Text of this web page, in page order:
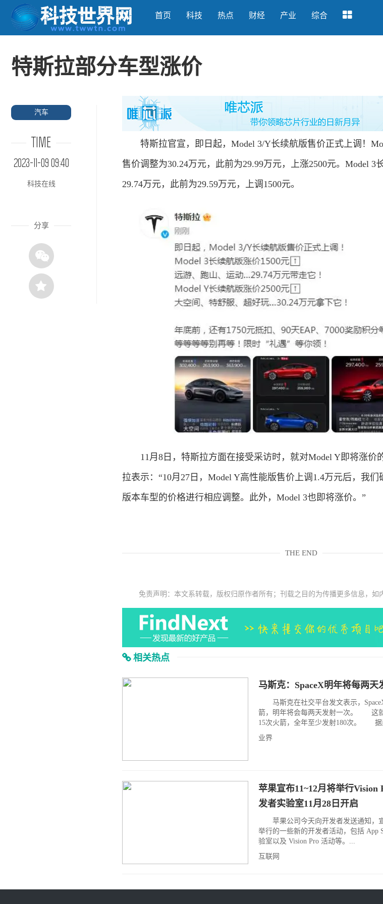
首页 科技 热点 财经 产业 综合
特斯拉部分车型涨价
汽车
TIME
2023-11-09 09:40
科技在线
分享
特斯拉官宣，即日起，Model 3/Y长续航版售价正式上调！
售价调整为30.24万元，此前为29.99万元，上涨2500元。Model 3
29.74万元，此前为29.59万元，上调1500元。
11月8日，特斯拉方面在接受采访时，就对Model Y即将涨价
拉表示：“10月27日，Model Y高性能版售价上调1.4万元后，我
版本车型的价格进行相应调整。此外，Model 3也即将涨价。”
THE END
免责声明：本文系转载，版权归原作者所有；刊载之目的为传播更多信息，如
相关热点
马斯克：SpaceX明年将每两天
马斯克在社交平台发文表示，
箭，明年将会每两天发射一次。 这就
15次火箭，全年至少发射180次。 据
业界
苹果宣布11~12月将举行
发者实验室11月28日开启
苹果公司今天向开发者发送通知，
举行的一些新的开发者活动，包括 App
验室以及 Vision Pro 活动等。...
互联网